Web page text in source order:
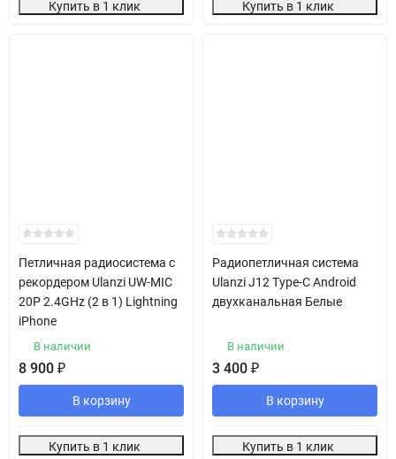
Купить в 1 клик Купить в 1 клик
Петличная радиосистема с
рекордером Ulanzi UW-MIC
20P 2.4GHz (2 в 1) Lightning
iPhone
В наличии
8 900 ₽
В корзину
Купить в 1 клик
Радиопетличная система
Ulanzi J12 Type-C Android
двухканальная Белые
В наличии
3 400 ₽
В корзину
Купить в 1 клик